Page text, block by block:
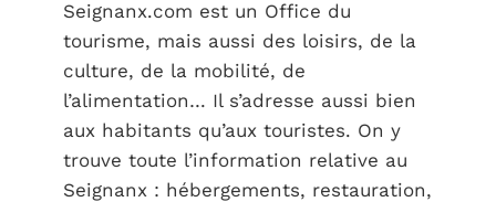
Seignanx.com est un Office du
tourisme, mais aussi des loisirs, de la
culture, de la mobilité, de
l’alimentation… Il s’adresse aussi bien
aux habitants qu’aux touristes. On y
trouve toute l’information relative au
Seignanx : hébergements, restauration,